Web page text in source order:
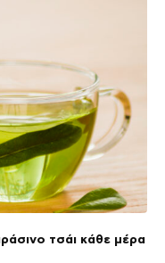
τσάι κάθε μέρα